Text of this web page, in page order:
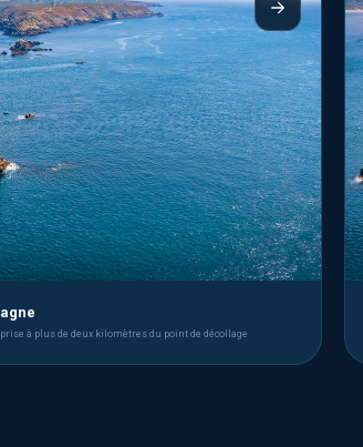
prise à plus de deux kilomètres du point de décollage